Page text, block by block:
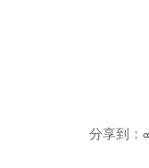
分享到：